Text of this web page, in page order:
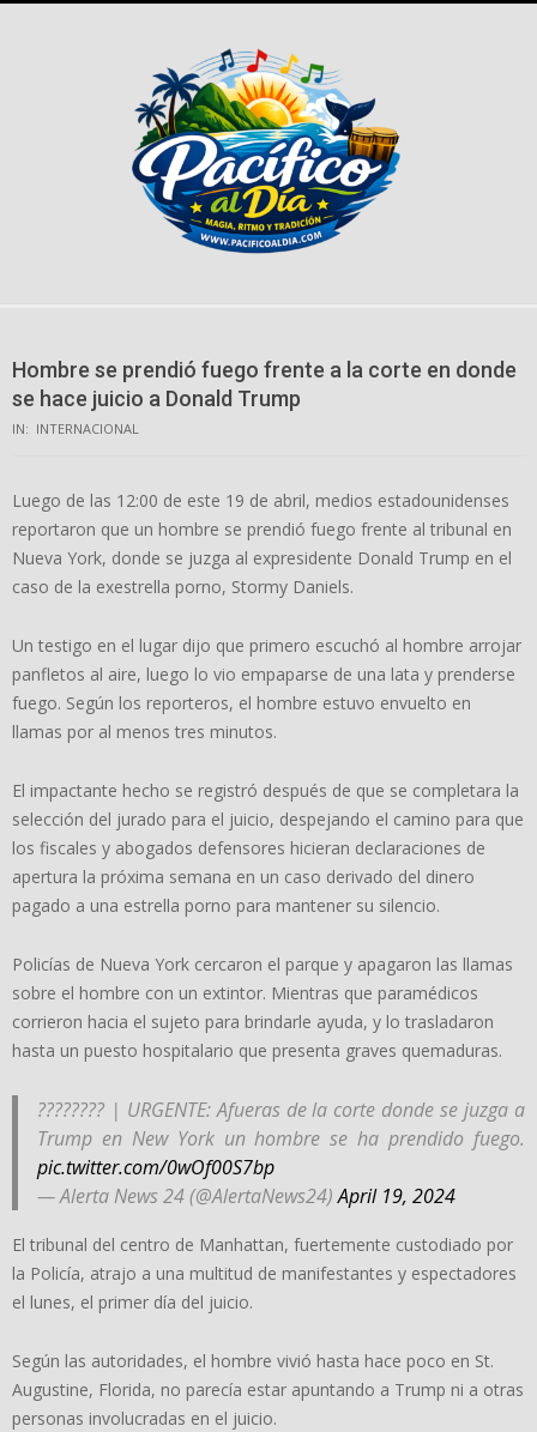
Hombre se prendió fuego frente a la corte en donde
se hace juicio a Donald Trump
IN: INTERNACIONAL
Luego de las 12:00 de este 19 de abril, medios estadounidenses
reportaron que un hombre se prendió fuego frente al tribunal en
Nueva York, donde se juzga al expresidente Donald Trump en el
caso de la exestrella porno, Stormy Daniels.
Un testigo en el lugar dijo que primero escuchó al hombre arrojar
panfletos al aire, luego lo vio empaparse de una lata y prenderse
fuego. Según los reporteros, el hombre estuvo envuelto en
llamas por al menos tres minutos.
El impactante hecho se registró después de que se completara la
selección del jurado para el juicio, despejando el camino para que
los fiscales y abogados defensores hicieran declaraciones de
apertura la próxima semana en un caso derivado del dinero
pagado a una estrella porno para mantener su silencio.
Policías de Nueva York cercaron el parque y apagaron las llamas
sobre el hombre con un extintor. Mientras que paramédicos
corrieron hacia el sujeto para brindarle ayuda, y lo trasladaron
hasta un puesto hospitalario que presenta graves quemaduras.
???????? | URGENTE: Afueras de la corte donde se juzga a
Trump en New York un hombre se ha prendido fuego.
pic.twitter.com/0wOf00S7bp
— Alerta News 24 (@AlertaNews24)April 19, 2024
El tribunal del centro de Manhattan, fuertemente custodiado por
la Policía, atrajo a una multitud de manifestantes y espectadores
el lunes, el primer día del juicio.
Según las autoridades, el hombre vivió hasta hace poco en St.
Augustine, Florida, no parecía estar apuntando a Trump ni a otras
personas involucradas en el juicio.